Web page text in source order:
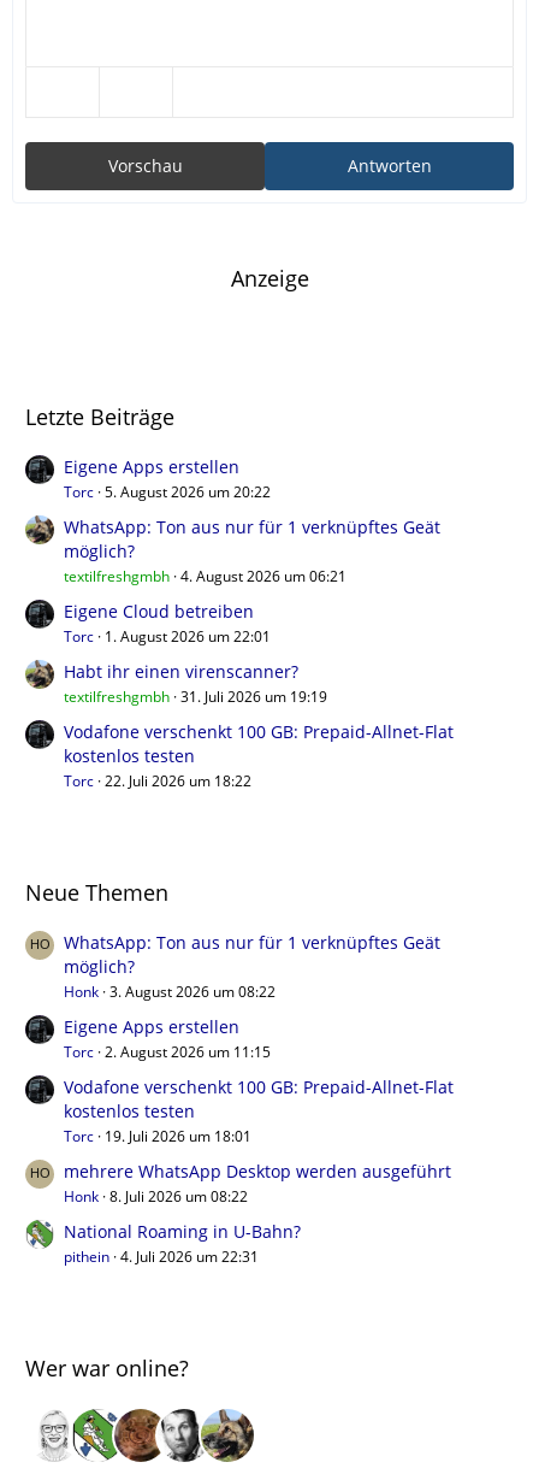
Antworten
Vorschau
Anzeige
Letzte Beiträge
Eigene Apps erstellen
Torc 5. August 2026 um 20:22
WhatsApp: Ton aus nur für 1 verknüpftes Geät
möglich?
textilfreshgmbh 4. August 2026 um 06:21
Eigene Cloud betreiben
Torc 1. August 2026 um 22:01
Habt ihr einen virenscanner?
textilfreshgmbh 31. Juli 2026 um 19:19
Vodafone verschenkt 100 GB: Prepaid-Allnet-Flat
kostenlos testen
Torc 22. Juli 2026 um 18:22
Neue Themen
WhatsApp: Ton aus nur für 1 verknüpftes Geät
möglich?
Honk 3. August 2026 um 08:22
Eigene Apps erstellen
Torc 2. August 2026 um 11:15
Vodafone verschenkt 100 GB: Prepaid-Allnet-Flat
kostenlos testen
Torc 19. Juli 2026 um 18:01
mehrere WhatsApp Desktop werden ausgeführt
Honk 8. Juli 2026 um 08:22
National Roaming in U-Bahn?
pithein 4. Juli 2026 um 22:31
Wer war online?